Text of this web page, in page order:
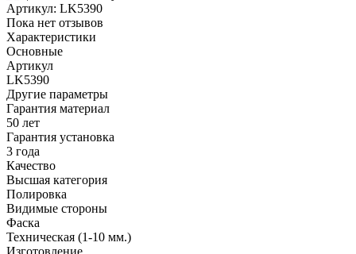
Артикул: LK5390
Пока нет отзывов
Характеристики
Основные
Артикул
LK5390
Другие параметры
Гарантия материал
50 лет
Гарантия установка
3 года
Качество
Высшая категория
Полировка
Видимые стороны
Фаска
Техническая (1-10 мм.)
Изготовление